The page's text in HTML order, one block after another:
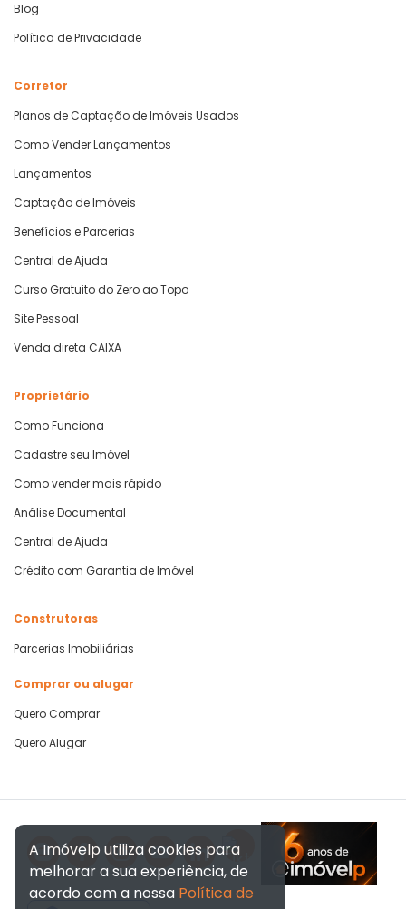
Blog
Política de Privacidade
Corretor
Planos de Captação de Imóveis Usados
Como Vender Lançamentos
Lançamentos
Captação de Imóveis
Benefícios e Parcerias
Central de Ajuda
Curso Gratuito do Zero ao Topo
Site Pessoal
Venda direta CAIXA
Proprietário
Como Funciona
Cadastre seu Imóvel
Como vender mais rápido
Análise Documental
Central de Ajuda
Crédito com Garantia de Imóvel
Construtoras
Parcerias Imobiliárias
Comprar ou alugar
Quero Comprar
Quero Alugar
A Imóvelp utiliza cookies para
melhorar a sua experiência, de
acordo com a nossa Política de